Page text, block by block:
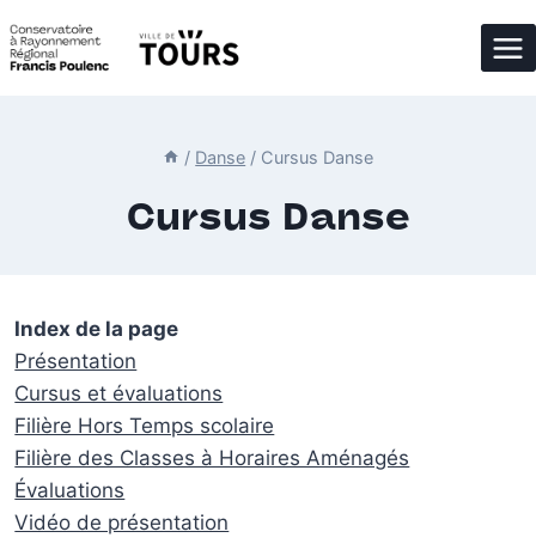
au
contenu
/ Danse / Cursus Danse
Cursus Danse
Index de la page
Présentation
Cursus et évaluations
Filière Hors Temps scolaire
Filière des Classes à Horaires Aménagés
Évaluations
Vidéo de présentation